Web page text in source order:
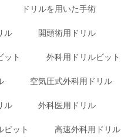
ドリルを用いた手術
ル 開頭術用ドリル
ット 外科用ドリルビット
空気圧式外科用ドリル
ル 外科医用ドリル
ビット 高速外科用ドリル